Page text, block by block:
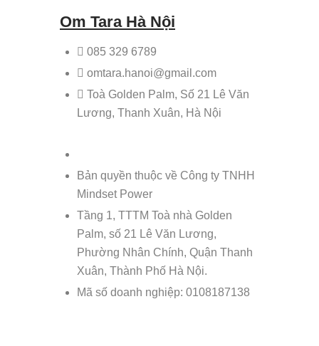
Om Tara Hà Nội
085 329 6789
omtara.hanoi@gmail.com
Toà Golden Palm, Số 21 Lê Văn
Lương, Thanh Xuân, Hà Nội
Bản quyền thuộc về Công ty TNHH
Mindset Power
Tầng 1, TTTM Toà nhà Golden
Palm, số 21 Lê Văn Lương,
Phường Nhân Chính, Quận Thanh
Xuân, Thành Phố Hà Nội.
Mã số doanh nghiệp: 0108187138